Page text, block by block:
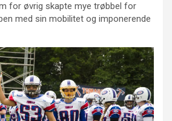
for øvrig skapte mye trøbbel for
med sin mobilitet og imponerende